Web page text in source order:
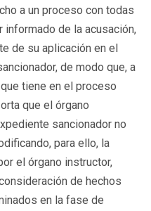
a un proceso con todas
informado de la acusación,
de su aplicación en el
de modo que, a
tiene en el proceso
que el órgano
sancionador no
para ello, la
el órgano instructor,
de hechos
en la fase de